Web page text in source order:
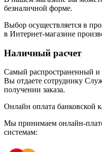
безналичной форме.
Выбор осуществляется в
в Интернет-магазине
Наличный расчет
Самый распространенный и
Вы отдаете сотруднику
получении заказа.
Онлайн оплата банковской
Мы принимаем онлайн-
системам: